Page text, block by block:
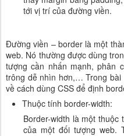
tới vị trí của đường viền.
Đường viền – border là một
web. Nó thường được dùng
tượng cần nhấn mạnh, phân
trông dễ nhìn hơn,… Trong bài
về cách dùng CSS để định
Thuộc tính border-width:
Border-width là một
của một đối tượng web.